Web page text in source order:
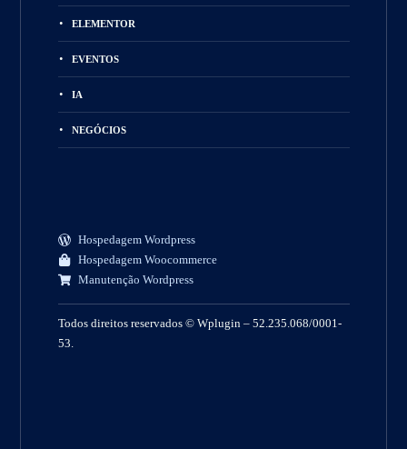
ELEMENTOR
EVENTOS
IA
NEGÓCIOS
Hospedagem Wordpress
Hospedagem Woocommerce
Manutenção Wordpress
Todos direitos reservados © Wplugin – 52.235.068/0001-
53.